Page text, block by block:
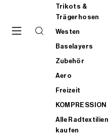
Trikots &
Trägerhosen
Westen
Baselayers
Zubehör
Aero
Freizeit
KOMPRESSION
Alle Radtextilien
kaufen